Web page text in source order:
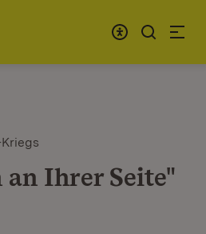
an Ihrer Seite"